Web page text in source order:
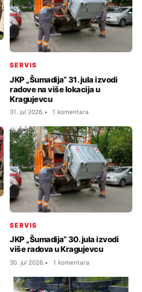
SERVIS
JKP „Šumadija“ 31. jula izvodi
radove na više lokacija u
Kragujevcu
31. jul 2026. 1 komentara
SERVIS
JKP „Šumadija“ 30. jula izvodi
više radova u Kragujevcu
30. jul 2026. 1 komentara